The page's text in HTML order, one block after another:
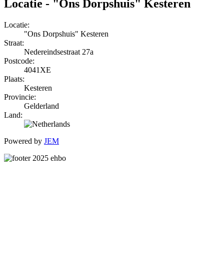
Locatie - "Ons Dorpshuis" Kesteren
Locatie:
"Ons Dorpshuis" Kesteren
Straat:
Nedereindsestraat 27a
Postcode:
4041XE
Plaats:
Kesteren
Provincie:
Gelderland
Land:
Powered by JEM